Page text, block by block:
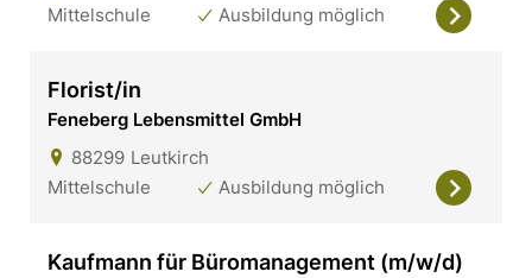
Mittelschule
Ausbildung möglich
Florist/in
Feneberg Lebensmittel GmbH
88299 Leutkirch
Mittelschule
Ausbildung möglich
Kaufmann für Büromanagement (m/w/d)